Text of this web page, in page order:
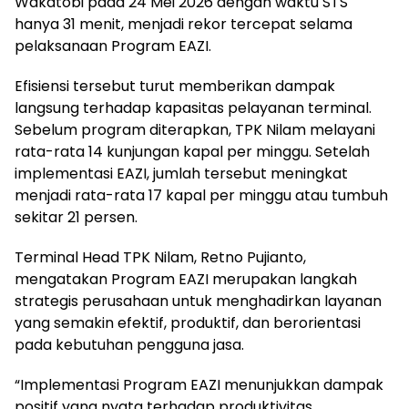
hanya 31 menit, menjadi rekor tercepat selama
pelaksanaan Program EAZI.
Efisiensi tersebut turut memberikan dampak
langsung terhadap kapasitas pelayanan terminal.
Sebelum program diterapkan, TPK Nilam melayani
rata-rata 14 kunjungan kapal per minggu. Setelah
implementasi EAZI, jumlah tersebut meningkat
menjadi rata-rata 17 kapal per minggu atau tumbuh
sekitar 21 persen.
Terminal Head TPK Nilam, Retno Pujianto,
mengatakan Program EAZI merupakan langkah
strategis perusahaan untuk menghadirkan layanan
yang semakin efektif, produktif, dan berorientasi
pada kebutuhan pengguna jasa.
“Implementasi Program EAZI menunjukkan dampak